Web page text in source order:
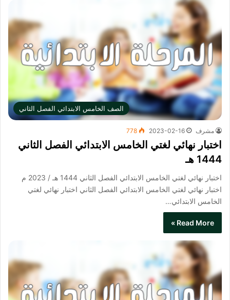
الصف الخامس الابتدائي الفصل الثاني
مشرف 2023-02-16
778
اختبار نهائي لغتي الخامس الابتدائي الفصل الثاني
1444 هـ
اختبار نهائي لغتي الخامس الابتدائي الفصل الثاني 1444 هـ / 2023 م
اختبار نهائي لغتي الخامس الابتدائي الفصل الثاني​ اختبار نهائي لغتي
الخامس الابتدائي…
Read More »